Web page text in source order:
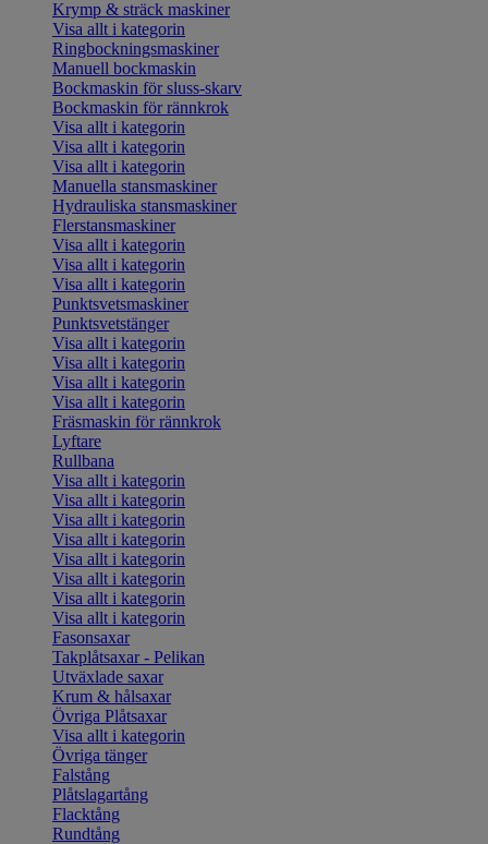
Krymp & sträck maskiner
Visa allt i kategorin
Ringbockningsmaskiner
Manuell bockmaskin
Bockmaskin för sluss-skarv
Bockmaskin för rännkrok
Visa allt i kategorin
Visa allt i kategorin
Visa allt i kategorin
Manuella stansmaskiner
Hydrauliska stansmaskiner
Flerstansmaskiner
Visa allt i kategorin
Visa allt i kategorin
Visa allt i kategorin
Punktsvetsmaskiner
Punktsvetstänger
Visa allt i kategorin
Visa allt i kategorin
Visa allt i kategorin
Visa allt i kategorin
Fräsmaskin för rännkrok
Lyftare
Rullbana
Visa allt i kategorin
Visa allt i kategorin
Visa allt i kategorin
Visa allt i kategorin
Visa allt i kategorin
Visa allt i kategorin
Visa allt i kategorin
Visa allt i kategorin
Fasonsaxar
Takplåtsaxar - Pelikan
Utväxlade saxar
Krum & hålsaxar
Övriga Plåtsaxar
Visa allt i kategorin
Övriga tänger
Falstång
Plåtslagartång
Flacktång
Rundtång